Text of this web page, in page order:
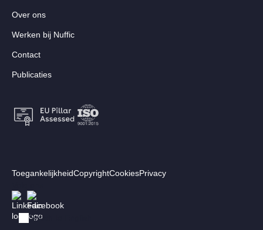
Over ons
Werken bij Nuffic
Contact
Publicaties
Footer:
menu
ToegankelijkheidCopyrightCookiesPrivacy
Afbeelding
Afbeelding
Switch to English